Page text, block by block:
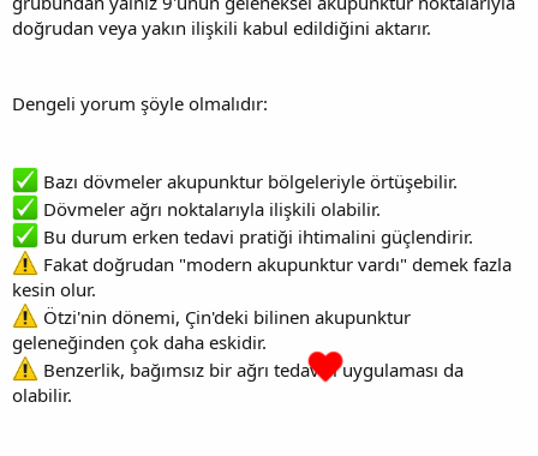
doğrudan veya yakın ilişkili kabul edildiğini aktarır.
Dengeli yorum şöyle olmalıdır:
Bazı dövmeler akupunktur bölgeleriyle örtüşebilir.
Dövmeler ağrı noktalarıyla ilişkili olabilir.
Bu durum erken tedavi pratiği ihtimalini güçlendirir.
Fakat doğrudan "modern akupunktur vardı" demek fazla
kesin olur.
Ötzi'nin dönemi, Çin'deki bilinen akupunktur
geleneğinden çok daha eskidir.
Benzerlik, bağımsız bir ağrı tedavisi uygulaması da
olabilir.